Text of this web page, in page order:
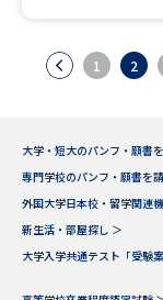
1 2
大学・短大のパンフ・願書
専門学校のパンフ・願書を
外国大学日本校・留学関連
新生活・部屋探し ＞
大学入学共通テスト「受験